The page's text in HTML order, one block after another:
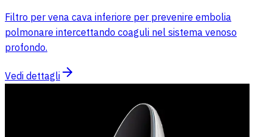
Filtro per vena cava inferiore per prevenire embolia
polmonare intercettando coaguli nel sistema venoso
profondo.
Vedi dettagli